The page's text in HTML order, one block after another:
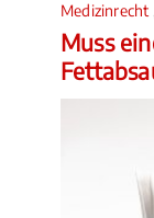
Medizinrecht
Muss